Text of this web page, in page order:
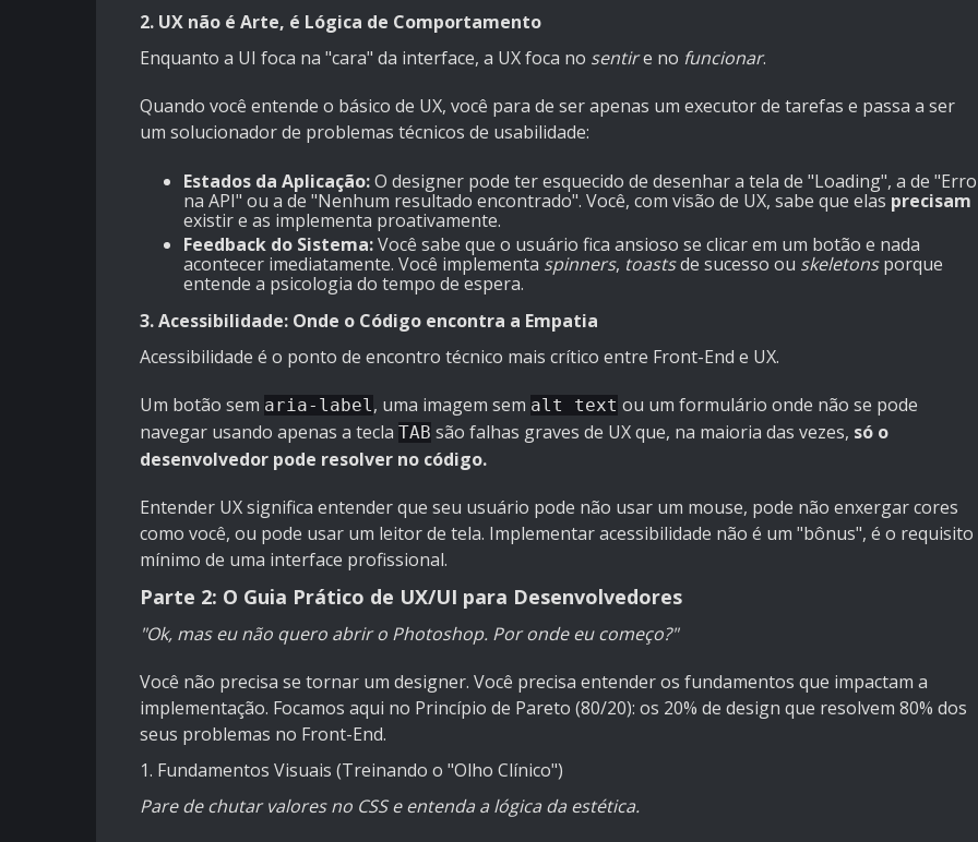
2. UX não é Arte, é Lógica de Comportamento
Enquanto a UI foca na "cara" da interface, a UX foca no sentire no funcionar.
Quando você entende o básico de UX, você para de ser apenas um executor de tarefas e passa a ser
um solucionador de problemas técnicos de usabilidade:
Estados da Aplicação:O designer pode ter esquecido de desenhar a tela de "Loading", a de "Erro
na API" ou a de "Nenhum resultado encontrado". Você, com visão de UX, sabe que elas precisam
existir e as implementa proativamente.
Feedback do Sistema:Você sabe que o usuário fica ansioso se clicar em um botão e nada
acontecer imediatamente. Você implementa spinners, toastsde sucesso ou skeletonsporque
entende a psicologia do tempo de espera.
3. Acessibilidade: Onde o Código encontra a Empatia
Acessibilidade é o ponto de encontro técnico mais crítico entre Front-End e UX.
Um botão sem aria-label, uma imagem sem alt text ou um formulário onde não se pode
navegar usando apenas a tecla TAB são falhas graves de UX que, na maioria das vezes, só o
desenvolvedor pode resolver no código.
Entender UX significa entender que seu usuário pode não usar um mouse, pode não enxergar cores
como você, ou pode usar um leitor de tela. Implementar acessibilidade não é um "bônus", é o requisito
mínimo de uma interface profissional.
Parte 2: O Guia Prático de UX/UI para Desenvolvedores
"Ok, mas eu não quero abrir o Photoshop. Por onde eu começo?"
Você não precisa se tornar um designer. Você precisa entender os fundamentos que impactam a
implementação. Focamos aqui no Princípio de Pareto (80/20): os 20% de design que resolvem 80% dos
seus problemas no Front-End.
1. Fundamentos Visuais (Treinando o "Olho Clínico")
Pare de chutar valores no CSS e entenda a lógica da estética.